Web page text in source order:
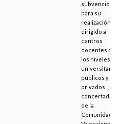
subvenciones
para su
realización,
dirigido a
centros
docentes de
los niveles no
universitarios,
públicos y
privados
concertados,
de la
Comunidad